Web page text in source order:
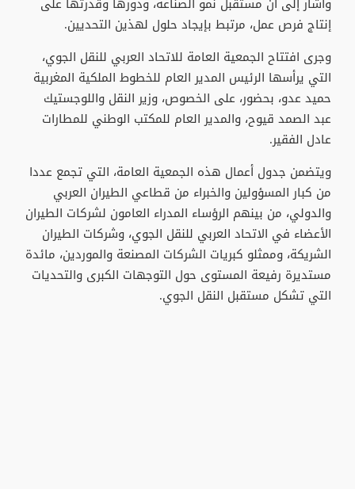
إنتاج فرص عمل، مرتبط بإيجاد حلول لهذين التحديين.
وجرى افتتاح الجمعية العامة للاتحاد العربي للنقل الجوي،
التي يرأسها الرئيس المدير العام للخطوط الملكية المغربية
حميد عدو، بحضور، على الخصوص، وزير النقل واللوجستيك
عبد الصمد قيوح، والمدير العام للمكتب الوطني للمطارات
عادل الفقير.
ويتضمن جدول أعمال هذه الجمعية العامة، التي تجمع عددا
من كبار المسؤولين والخبراء من قطاعي الطيران العربي
والدولي، من بينهم الرؤساء المدراء العامون لشركات الطيران
الأعضاء في الاتحاد العربي للنقل الجوي، وشركات الطيران
الشريكة، وممثلو كبريات الشركات المصنعة والموردين، مائدة
مستديرة رفيعة المستوى حول التوجهات الكبرى والتحديات
التي تشكل مستقبل النقل الجوي.